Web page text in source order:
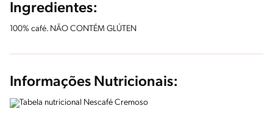
Ingredientes:
100% café. NÃO CONTÉM GLÚTEN
Informações Nutricionais: